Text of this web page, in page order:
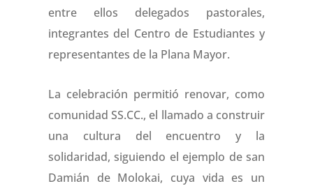
entre ellos delegados pastorales,
integrantes del Centro de Estudiantes y
representantes de la Plana Mayor.
La celebración permitió renovar, como
comunidad SS.CC., el llamado a construir
una cultura del encuentro y la
solidaridad, siguiendo el ejemplo de san
Damián de Molokai, cuya vida es un